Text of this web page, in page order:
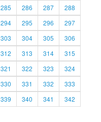
285 286 287
288
294 295 296
297
303 304 305
306
312 313 314
315
321 322 323
324
330 331 332
333
339 340 341
342